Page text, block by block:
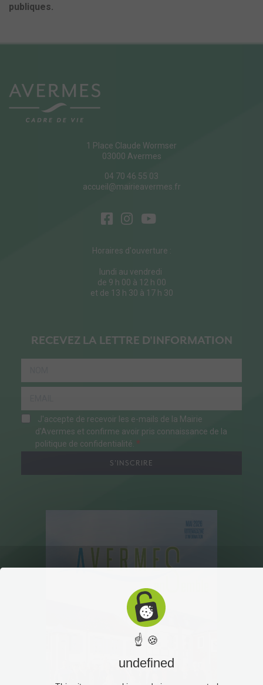
publiques.
1 Place Claude Wormser
03000 Avermes
04 70 46 55 03
accueil@mairieavermes.fr
Horaires d'ouverture :
lundi au vendredi
de 9 h 00 à 12 h 00
et de 13 h 30 à 17 h 30
RECEVEZ LA LETTRE D'INFORMATION
J'accepte de recevoir les e-mails de la Mairie
d'Avermes et confirme avoir pris connaissance de la
politique de confidentialité.
S'INSCRIRE
☝ 🍪
undefined